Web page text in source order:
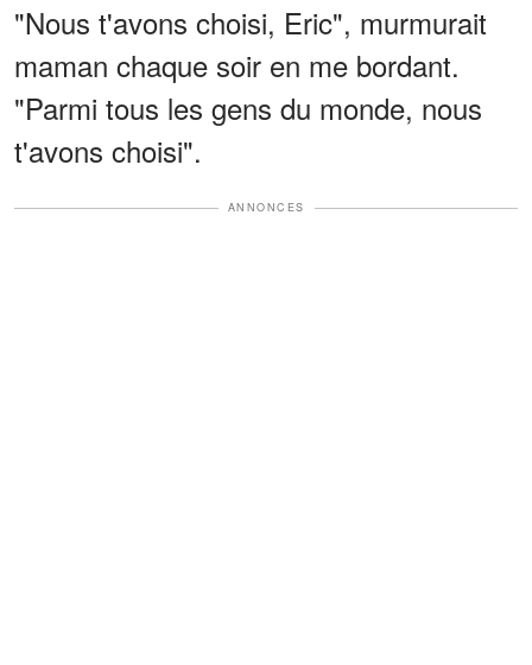
"Nous t'avons choisi, Eric", murmurait
maman chaque soir en me bordant.
"Parmi tous les gens du monde, nous
t'avons choisi".
ANNONCES